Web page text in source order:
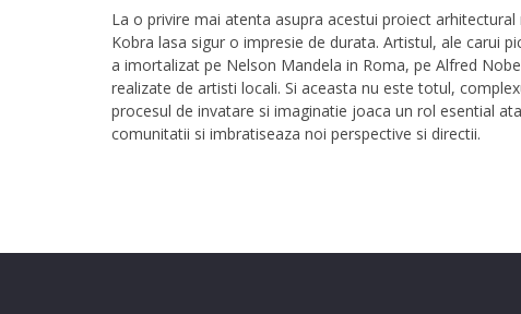
La o privire mai atenta asupra acestui proiect
Kobra lasa sigur o impresie de durata. Artistul, ale carui
a imortalizat pe Nelson Mandela in Roma, pe Alfred
realizate de artisti locali. Si aceasta nu este totul,
procesul de invatare si imaginatie joaca un rol esential
comunitatii si imbratiseaza noi perspective si directii.